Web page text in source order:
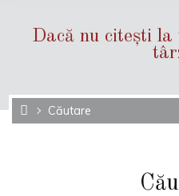
Dacă nu citești
Căutare